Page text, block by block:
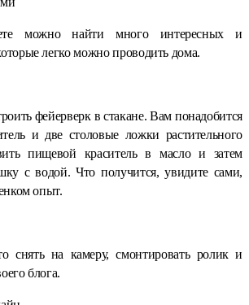
можно найти много интересных и
легко можно проводить дома.
фейерверк в стакане. Вам понадобится
и две столовые ложки растительного
пищевой краситель в масло и затем
с водой. Что получится, увидите сами,
опыт.
снять на камеру, смонтировать ролик и
блога.